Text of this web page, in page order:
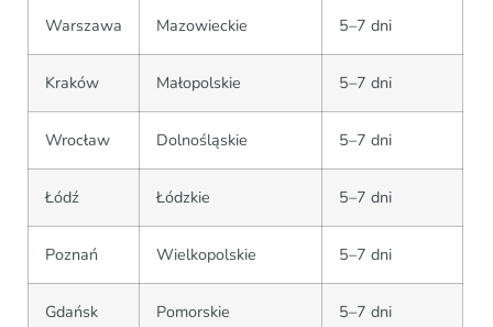
Warszawa Mazowieckie 5–7 dni
Kraków Małopolskie 5–7 dni
Wrocław Dolnośląskie 5–7 dni
Łódź Łódzkie 5–7 dni
Poznań Wielkopolskie 5–7 dni
Gdańsk Pomorskie 5–7 dni